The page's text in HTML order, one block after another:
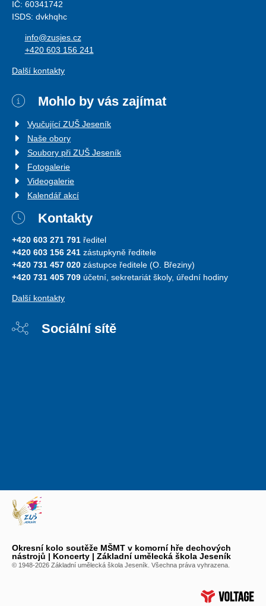
IČ: 60341742
ISDS: dvkhqhc
info@zusjes.cz
+420 603 156 241
Další kontakty
Mohlo by vás zajímat
Vyučující ZUŠ Jeseník
Naše obory
Soubory při ZUŠ Jeseník
Fotogalerie
Videogalerie
Kalendář akcí
Kontakty
+420 603 271 791 ředitel
+420 603 156 241 zástupkyně ředitele
+420 731 457 020 zástupce ředitele (O. Březiny)
+420 731 405 709 účetní, sekretariát školy, úřední hodiny
Další kontakty
Sociální sítě
Okresní kolo soutěže MŠMT v komorní hře dechových
nástrojů | Koncerty | Základní umělecká škola Jeseník
© 1948-2026 Základní umělecká škola Jeseník. Všechna práva vyhrazena.